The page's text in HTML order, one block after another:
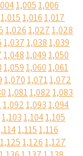
1,0051,006
1,0151,0161,017
1,0261,0271,028
1,0371,0381,039
1,0481,0491,050
1,0591,0601,061
1,0701,0711,072
1,0811,0821,083
1,0921,0931,094
1,1031,1041,105
1,1151,116
1,1251,1261,127